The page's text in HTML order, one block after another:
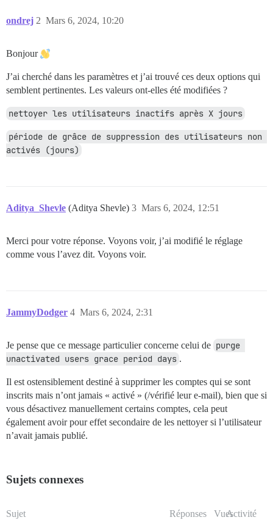
ondrej Mars 6, 2024, 10:20
2
Bonjour
J’ai cherché dans les paramètres et j’ai trouvé ces deux options qui
semblent pertinentes. Les valeurs ont-elles été modifiées ?
nettoyer les utilisateurs inactifs après X jours
période de grâce de suppression des utilisateurs non
activés (jours)
Aditya_Shevle (Aditya Shevle) Mars 6, 2024, 12:51
3
Merci pour votre réponse. Voyons voir, j’ai modifié le réglage
comme vous l’avez dit. Voyons voir.
JammyDodger Mars 6, 2024, 2:31
4
Je pense que ce message particulier concerne celui de purge
unactivated users grace period days .
Il est ostensiblement destiné à supprimer les comptes qui se sont
inscrits mais n’ont jamais « activé » (/vérifié leur e-mail), bien que si
vous désactivez manuellement certains comptes, cela peut
également avoir pour effet secondaire de les nettoyer si l’utilisateur
n’avait jamais publié.
Sujets connexes
Sujet Réponses VuesActivité